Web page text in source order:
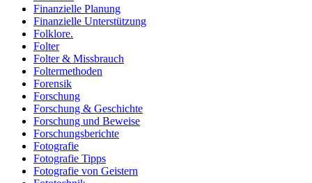
Finanzielle Planung
Finanzielle Unterstützung
Folklore.
Folter
Folter & Missbrauch
Foltermethoden
Forensik
Forschung
Forschung & Geschichte
Forschung und Beweise
Forschungsberichte
Fotografie
Fotografie Tipps
Fotografie von Geistern